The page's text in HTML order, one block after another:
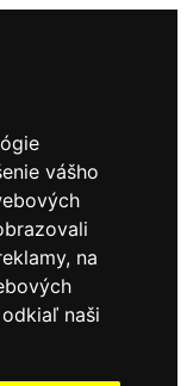
vášho
na
naši